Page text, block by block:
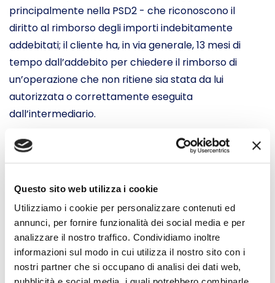
Questo sito web utilizza i cookie
Utilizziamo i cookie per personalizzare contenuti ed
annunci, per fornire funzionalità dei social media e per
analizzare il nostro traffico. Condividiamo inoltre
informazioni sul modo in cui utilizza il nostro sito con i
nostri partner che si occupano di analisi dei dati web,
principalmente nella PSD2 - che riconoscono il
diritto al rimborso degli importi indebitamente
addebitati; il cliente ha, in via generale, 13 mesi di
tempo dall’addebito per chiedere il rimborso di
un’operazione che non ritiene sia stata da lui
autorizzata o correttamente eseguita
dall’intermediario.
ATTENZIONE
Ai sensi dell’art. 10, secondo comma, in presenza di
un’operazione per la quali il clienti neghi la propria
autorizzazione, l’utilizzo di uno strumento di
pagamento registrato e l’adempimento al dovere di
autenticazione forte, non è sufficiente per addossare
al cliente le conseguente di un’operazione non
autorizzata (“Quando l'utente di servizi di pagamento